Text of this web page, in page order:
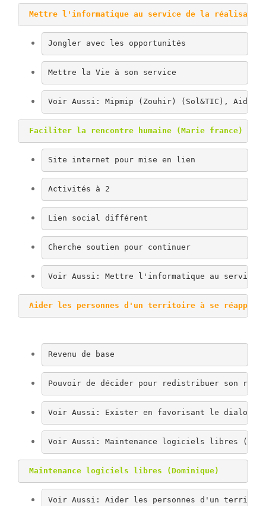
Mettre l'informatique au service de la
Jongler avec les opportunités
Mettre la Vie à son service
Voir Aussi: Mipmip (Zouhir) (Sol&TIC),
Faciliter la rencontre humaine (Marie france)
Site internet pour mise en lien
Activités à 2
Lien social différent
Cherche soutien pour continuer
Voir Aussi: Mettre l'informatique au service
Aider les personnes d'un territoire à se
Revenu de base
Pouvoir de décider pour redistribuer son
Voir Aussi: Exister en favorisant le
Voir Aussi: Maintenance logiciels libres
Maintenance logiciels libres (Dominique)
Voir Aussi: Aider les personnes d'un